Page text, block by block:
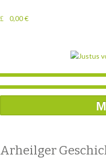
0,00€
Arheilger